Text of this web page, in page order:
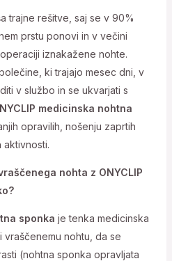
trajne rešitve, saj se v 90%
prstu ponovi in v večini
iznakažene nohte.
ki trajajo mesec dni, v
v službo in se ukvarjati s
medicinska nohtna
opravilih, nošenju zaprtih
aktivnosti.
nohta z ONYCLIP
sponka je tenka medicinska
nohtu, da se
(nohtna sponka opravljata